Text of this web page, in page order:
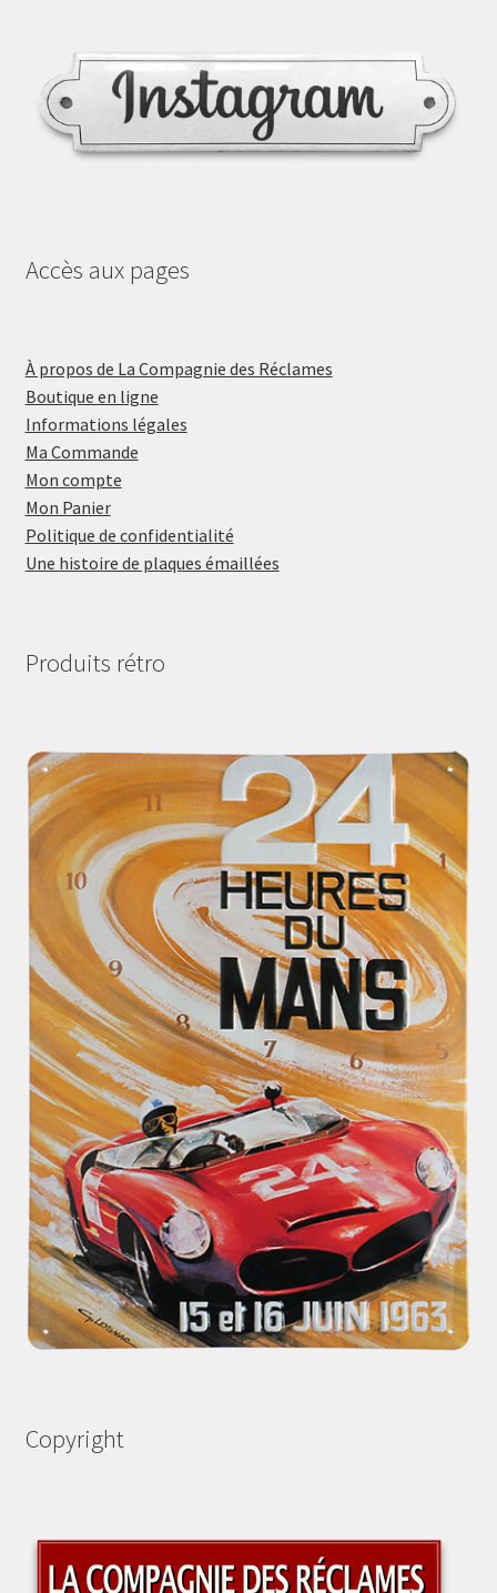
Accès aux pages
À propos de La Compagnie des Réclames
Boutique en ligne
Informations légales
Ma Commande
Mon compte
Mon Panier
Politique de confidentialité
Une histoire de plaques émaillées
Produits rétro
Copyright